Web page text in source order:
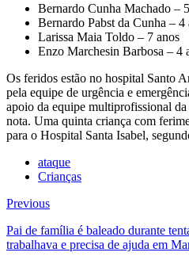
Bernardo Cunha Machado –
Bernardo Pabst da Cunha – 4
Larissa Maia Toldo – 7 anos
Enzo Marchesin Barbosa – 4
Os feridos estão no hospital Santo
pela equipe de urgência e
apoio da equipe multiprofissional
nota. Uma quinta criança com
para o Hospital Santa Isabel,
ataque
Crianças
Navegação
de
Post
PreviousPrevious
Pai de família é baleado durante
trabalhava e precisa de ajuda em